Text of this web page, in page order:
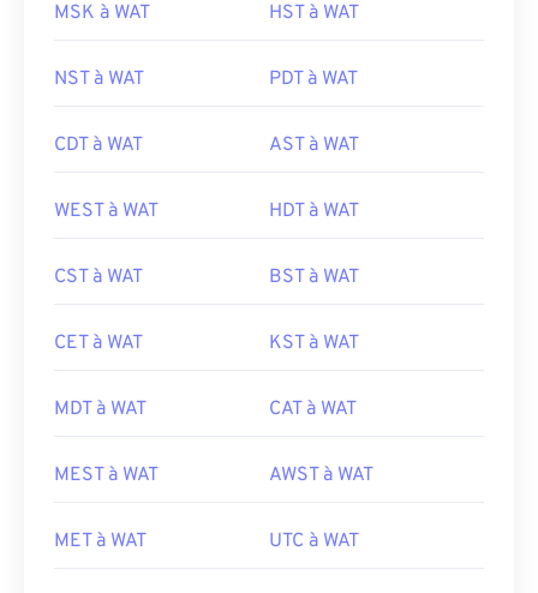
MSK à WAT HST à WAT
NST à WAT PDT à WAT
CDT à WAT AST à WAT
WEST à WAT HDT à WAT
CST à WAT BST à WAT
CET à WAT KST à WAT
MDT à WAT CAT à WAT
MEST à WAT AWST à WAT
MET à WAT UTC à WAT